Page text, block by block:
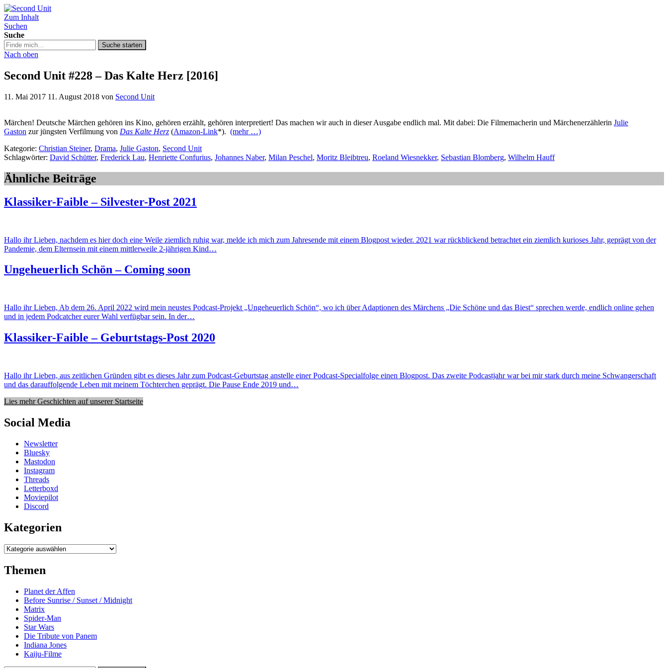
Second Unit
Zum Inhalt
Suchen
Suche
Suche
in
podcast.de/
Suche starten
Nach oben
Second Unit #228 – Das Kalte Herz [2016]
11. Mai 2017 11. August 2018 von Second Unit
Märchen! Deutsche Märchen gehören ins Kino, gehören erzählt, gehören interpretiert! Das machen wir auch in dieser Ausgabe endlich mal. Mit dabei: Die Filmemacherin und Märchenerzählerin Julie
Gaston zur jüngsten Verfilmung von Das Kalte Herz (Amazon-Link*). (mehr …)
Kategorie: Christian Steiner, Drama, Julie Gaston, Second Unit
Schlagwörter: David Schütter, Frederick Lau, Henriette Confurius, Johannes Naber, Milan Peschel, Moritz Bleibtreu, Roeland Wiesnekker, Sebastian Blomberg, Wilhelm Hauff
Ähnliche Beiträge
Klassiker-Faible – Silvester-Post 2021
Hallo ihr Lieben, nachdem es hier doch eine Weile ziemlich ruhig war, melde ich mich zum Jahresende mit einem Blogpost wieder. 2021 war rückblickend betrachtet ein ziemlich kurioses Jahr, geprägt von der
Pandemie, dem Elternsein mit einem mittlerweile 2-jährigen Kind…
Ungeheuerlich Schön – Coming soon
Hallo ihr Lieben, Ab dem 26. April 2022 wird mein neustes Podcast-Projekt „Ungeheuerlich Schön“, wo ich über Adaptionen des Märchens „Die Schöne und das Biest“ sprechen werde, endlich online gehen
und in jedem Podcatcher eurer Wahl verfügbar sein. In der…
Klassiker-Faible – Geburtstags-Post 2020
Hallo ihr Lieben, aus zeitlichen Gründen gibt es dieses Jahr zum Podcast-Geburtstag anstelle einer Podcast-Specialfolge einen Blogpost. Das zweite Podcastjahr war bei mir stark durch meine Schwangerschaft
und das darauffolgende Leben mit meinem Töchterchen geprägt. Die Pause Ende 2019 und…
Lies mehr Geschichten auf unserer Startseite
Social Media
Newsletter
Bluesky
Mastodon
Instagram
Threads
Letterboxd
Moviepilot
Discord
Kategorien
Kategorien
Themen
Planet der Affen
Before Sunrise / Sunset / Midnight
Matrix
Spider-Man
Star Wars
Die Tribute von Panem
Indiana Jones
Kaiju-Filme